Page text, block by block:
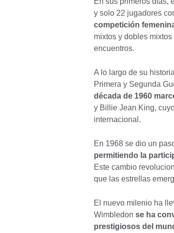
y solo 22 jugadores
competición
mixtos y dobles
encuentros.
A lo largo de su
Primera y Segunda
década de 1960
y Billie Jean King,
internacional.
En 1968 se dio un
permitiendo la
Este cambio
que las estrellas
El nuevo milenio ha
Wimbledon se ha
prestigiosos del